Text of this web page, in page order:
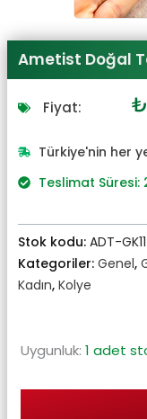
Ametist Doğal
Fiyat: ₺
Türkiye'nin her
Teslimat Süresi:
Stok kodu: ADT-GK11
Kategoriler: Genel,
Kadın, Kolye
Uygunluk: 1 adet